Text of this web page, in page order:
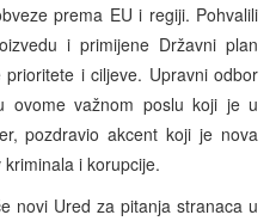
prema EU i regiji. Pohvalili
i primijene Državni plan
i ciljeve. Upravni odbor
ovome važnom poslu koji je u
pozdravio akcent koji je nova
i korupcije.
novi Ured za pitanja stranaca u